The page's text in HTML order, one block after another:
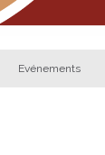
Evénements